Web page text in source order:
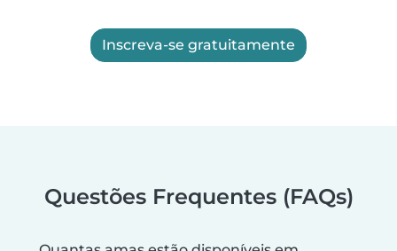
Inscreva-se gratuitamente
Questões Frequentes (FAQs)